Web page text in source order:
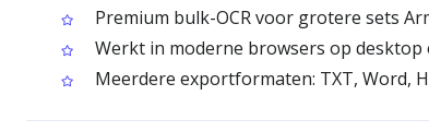
Premium bulk-OCR voor grotere sets
Werkt in moderne browsers op desktop
Meerdere exportformaten: TXT, Word,